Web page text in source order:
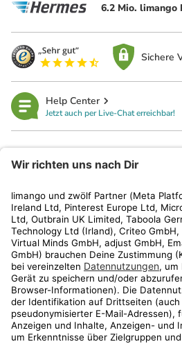
6.2 Mio. limango
Sichere
Help Center
Jetzt auch per Live-Chat erreichbar!
Kundenservice
Shop
Aktionen
Travel